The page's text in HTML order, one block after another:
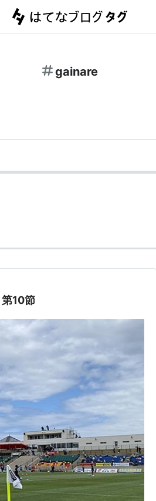
gainare
ガイナーレ鳥取 vs アスルクラロ沼津 第10節